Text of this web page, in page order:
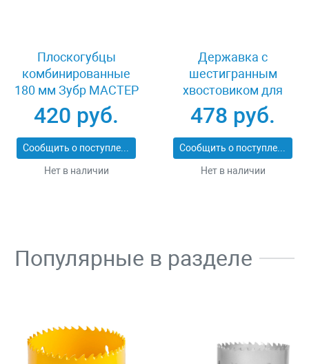
Плоскогубцы
комбинированные
180 мм Зубр МАСТЕР
22015-1-18_z01
420 руб.
Сообщить о поступлении
Нет в наличии
Державка с
шестигранным
хвостовиком для
биметаллической
коронки 32-200 мм
Stayer
PROFESSIONAL 29550
478 руб.
Сообщить о поступлении
Нет в наличии
Популярные в разделе